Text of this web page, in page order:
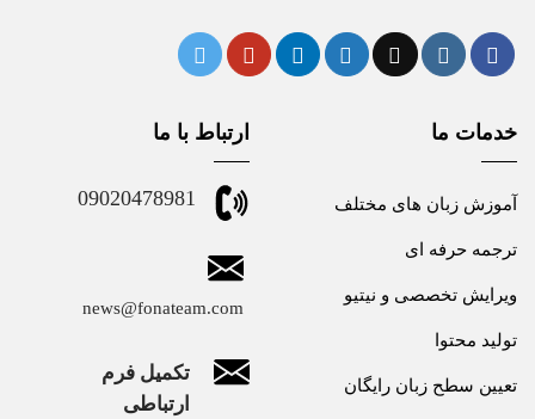
خدمات ما
آموزش زبان های مختلف
ترجمه حرفه ای
ویرایش تخصصی و نیتیو
تولید محتوا
تعیین سطح زبان رایگان
ارتباط با ما
09020478981
news@fonateam.com
تکمیل فرم
ارتباطی